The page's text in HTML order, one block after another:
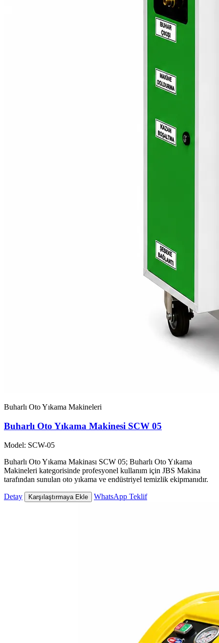
Buharlı Oto Yıkama Makineleri
Buharlı Oto Yıkama Makinesi SCW 05
Model: SCW-05
Buharlı Oto Yıkama Makinası SCW 05; Buharlı Oto Yıkama
Makineleri kategorisinde profesyonel kullanım için JBS Makina
tarafından sunulan oto yıkama ve endüstriyel temizlik ekipmanıdır.
Detay Karşılaştırmaya Ekle WhatsApp Teklif